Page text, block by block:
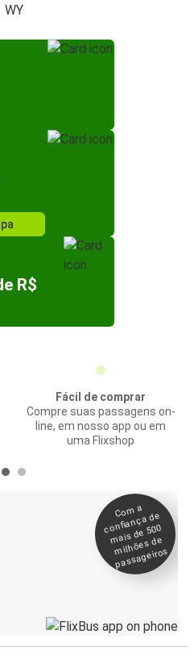
WY
R$
Fácil de comprar
Compre suas passagens on-
line, em nosso app ou em
uma Flixshop
Co
m a
confiança de
mais de 500
milhões de
passageiros